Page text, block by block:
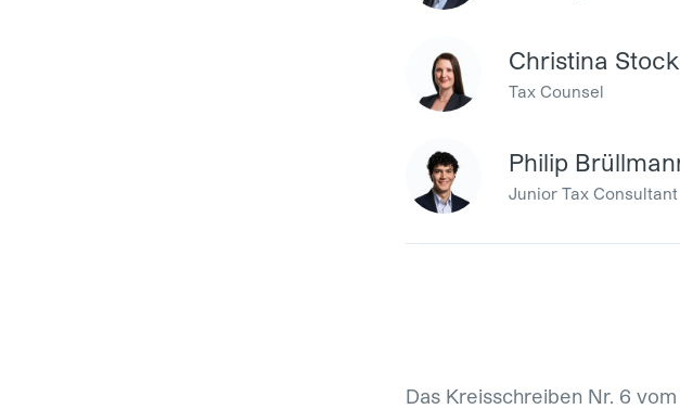
Philip
Junior Tax Consultant
Christina
Tax Counsel
Das Kreisschreiben Nr. 6